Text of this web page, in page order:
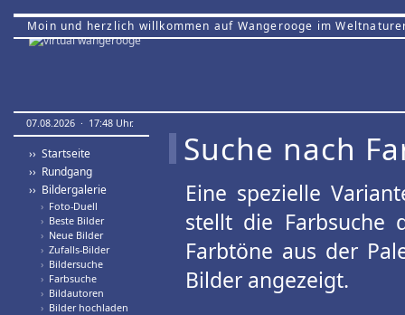
Moin und herzlich willkommen auf Wangerooge im
07.08.2026 · 17:48 Uhr.
›› Startseite
›› Rundgang
›› Bildergalerie
› Foto-Duell
› Beste Bilder
› Neue Bilder
› Zufalls-Bilder
› Bildersuche
› Farbsuche
› Bildautoren
› Bilder hochladen
Suche nach
Eine spezielle
stellt die Farbsuche
Farbtöne aus der
Bilder angezeigt.